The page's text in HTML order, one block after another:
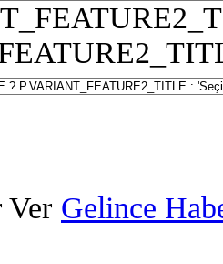
Ver Gelince